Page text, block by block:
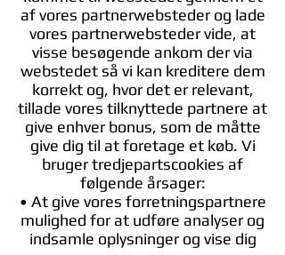
af vores partnerwebsteder og lade
vores partnerwebsteder vide, at
visse besøgende ankom der via
webstedet så vi kan kreditere dem
korrekt og, hvor det er relevant,
tillade vores tilknyttede partnere at
give enhver bonus, som de måtte
give dig til at foretage et køb. Vi
bruger tredjepartscookies af
følgende årsager:
• At give vores forretningspartnere
mulighed for at udføre analyser og
indsamle oplysninger og vise dig